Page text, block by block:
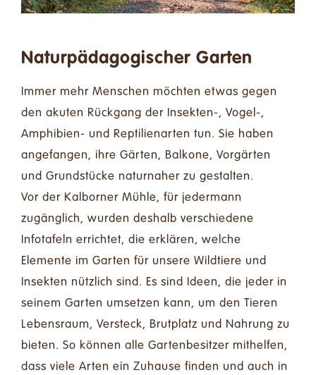
Suche
nach:
Deutsch
Naturpädagogischer Garten
Immer mehr Menschen möchten etwas gegen
den akuten Rückgang der Insekten-, Vogel-,
Amphibien- und Reptilienarten tun. Sie haben
angefangen, ihre Gärten, Balkone, Vorgärten
und Grundstücke naturnaher zu gestalten.
Vor der Kalborner Mühle, für jedermann
zugänglich, wurden deshalb verschiedene
Infotafeln errichtet, die erklären, welche
Elemente im Garten für unsere Wildtiere und
Insekten nützlich sind. Es sind Ideen, die jeder in
seinem Garten umsetzen kann, um den Tieren
Lebensraum, Versteck, Brutplatz und Nahrung zu
bieten. So können alle Gartenbesitzer mithelfen,
dass viele Arten ein Zuhause finden und auch in